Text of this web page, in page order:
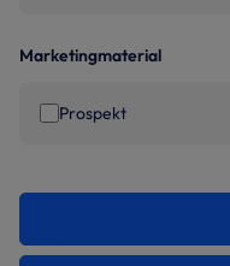
Marketingmaterial
Prospekt